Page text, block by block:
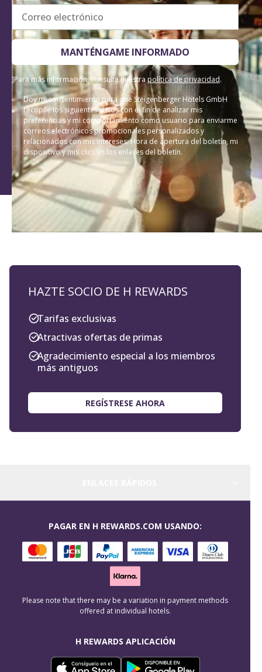
Correo electrónico
MANTÉNGAME INFORMADO
]Para más información, consulte nuestrapolítica de privacidad.
Doy mi consentimiento para que Steigenberger Hotels GmbH
recopile los siguientes datos con el fin de analizar mis
preferencias y mi comportamiento como usuario para enviarme
correos electrónicos promocionales personalizados y
relacionados con mis intereses: Hora de apertura del boletín, mi
dispositivo y mis clics en los enlaces del boletín.
HAZTE SOCIO DE H REWARDS
Tarifas exclusivas
Atractivas ofertas de primas
Agradecimiento especial a los miembros
más antiguos
REGÍSTRESE AHORA
H REWARDS APLICACIÓN
PAGAR EN H REWARDS.COM USANDO:
Please note that there may be a variation in payment methods
offered at individual hotels.